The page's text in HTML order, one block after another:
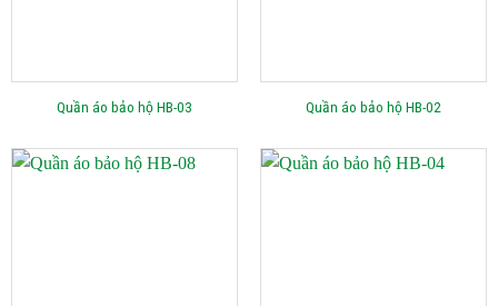
Quần áo bảo hộ HB-03 Quần áo bảo hộ HB-02